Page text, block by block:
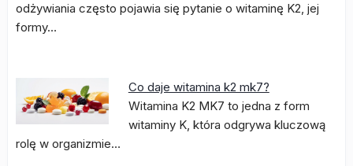
odżywiania często pojawia się pytanie o witaminę K2, jej
formy…
Co daje witamina k2 mk7?
Witamina K2 MK7 to jedna z form
witaminy K, która odgrywa kluczową
rolę w organizmie…